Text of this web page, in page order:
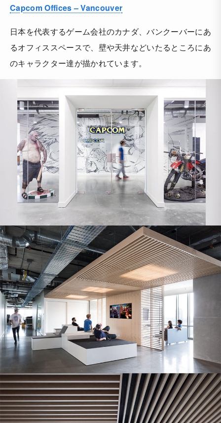
Capcom Offices – Vancouver
日本を代表するゲーム会社のカナダ、バンクーバーにあ
るオフィススペースで、壁や天井などいたるところにあ
のキャラクター達が描かれています。